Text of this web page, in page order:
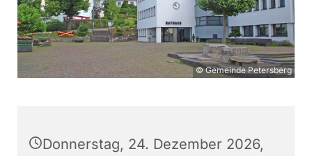
© Gemeinde Petersberg
Donnerstag, 24. Dezember 2026,